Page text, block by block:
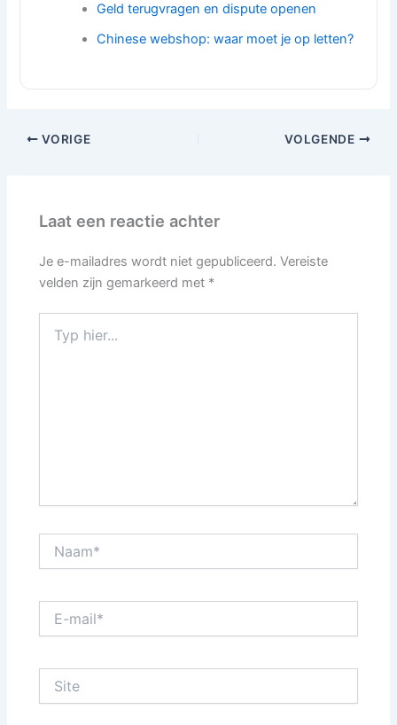
Geld terugvragen en dispute openen
Chinese webshop: waar moet je op letten?
VORIGE VOLGENDE
Laat een reactie achter
Je e-mailadres wordt niet gepubliceerd. Vereiste
velden zijn gemarkeerd met *
hier...
mail*